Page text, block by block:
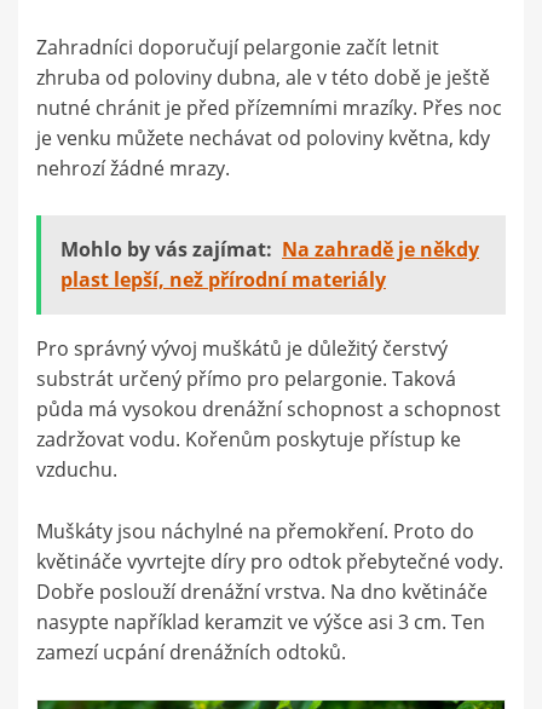
Zahradníci doporučují pelargonie začít letnit
zhruba od poloviny dubna, ale v této době je ještě
nutné chránit je před přízemními mrazíky. Přes noc
je venku můžete nechávat od poloviny května, kdy
nehrozí žádné mrazy.
Mohlo by vás zajímat: Na zahradě je někdy
plast lepší, než přírodní materiály
Pro správný vývoj muškátů je důležitý čerstvý
substrát určený přímo pro pelargonie. Taková
půda má vysokou drenážní schopnost a schopnost
zadržovat vodu. Kořenům poskytuje přístup ke
vzduchu.
Muškáty jsou náchylné na přemokření. Proto do
květináče vyvrtejte díry pro odtok přebytečné vody.
Dobře poslouží drenážní vrstva. Na dno květináče
nasypte například keramzit ve výšce asi 3 cm. Ten
zamezí ucpání drenážních odtoků.